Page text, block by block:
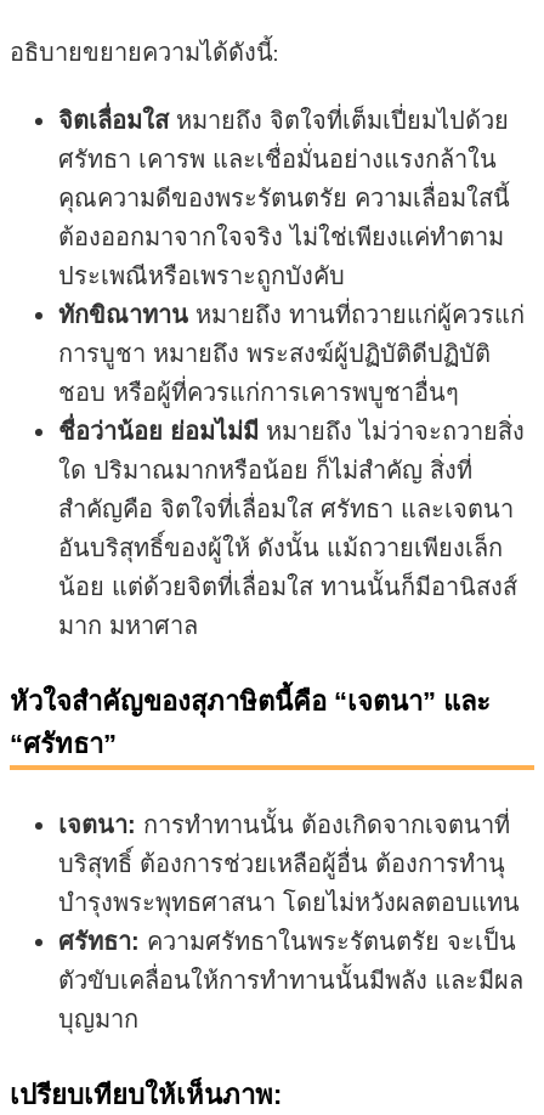
อธิบายขยายความได้ดังนี้:
จิตเลื่อมใสหมายถึง จิตใจที่เต็มเปี่ยมไปด้วย
ศรัทธา เคารพ และเชื่อมั่นอย่างแรงกล้าใน
คุณความดีของพระรัตนตรัย ความเลื่อมใสนี้
ต้องออกมาจากใจจริง ไม่ใช่เพียงแค่ทำตาม
ประเพณีหรือเพราะถูกบังคับ
ทักขิณาทาน หมายถึง ทานที่ถวายแก่ผู้ควรแก่
การบูชา หมายถึง พระสงฆ์ผู้ปฏิบัติดีปฏิบัติ
ชอบ หรือผู้ที่ควรแก่การเคารพบูชาอื่นๆ
ชื่อว่าน้อย ย่อมไม่มี หมายถึง ไม่ว่าจะถวายสิ่ง
ใด ปริมาณมากหรือน้อย ก็ไม่สำคัญ สิ่งที่
สำคัญคือ จิตใจที่เลื่อมใส ศรัทธา และเจตนา
อันบริสุทธิ์ของผู้ให้ ดังนั้น แม้ถวายเพียงเล็ก
น้อย แต่ด้วยจิตที่เลื่อมใส ทานนั้นก็มีอานิสงส์
มาก มหาศาล
หัวใจสำคัญของสุภาษิตนี้คือ “เจตนา” และ
“ศรัทธา”
เจตนา: การทำทานนั้น ต้องเกิดจากเจตนาที่
บริสุทธิ์ ต้องการช่วยเหลือผู้อื่น ต้องการทำนุ
บำรุงพระพุทธศาสนา โดยไม่หวังผลตอบแทน
ศรัทธา: ความศรัทธาในพระรัตนตรัย จะเป็น
ตัวขับเคลื่อนให้การทำทานนั้นมีพลัง และมีผล
บุญมาก
เปรียบเทียบให้เห็นภาพ: